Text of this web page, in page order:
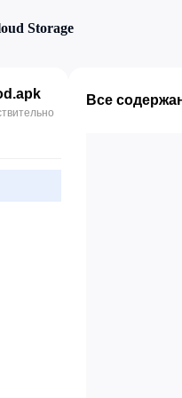
Storage
Все